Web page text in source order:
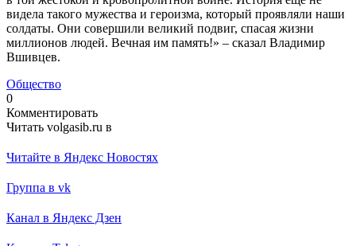
видела такого мужества и героизма, который проявляли наши
солдаты. Они совершили великий подвиг, спасая жизни
миллионов людей. Вечная им память!» – сказал Владимир
Вшивцев.
Общество
0
Комментировать
Читать volgasib.ru в
Читайте в Яндекс Новостях
Группа в vk
Канал в Яндекс Дзен